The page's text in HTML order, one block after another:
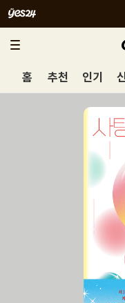
홈 추천 인기